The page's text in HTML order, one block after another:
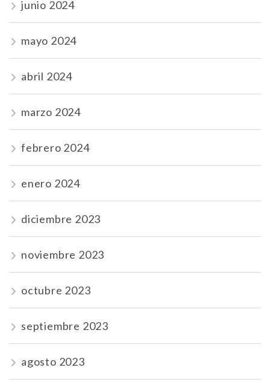
junio 2024
mayo 2024
abril 2024
marzo 2024
febrero 2024
enero 2024
diciembre 2023
noviembre 2023
octubre 2023
septiembre 2023
agosto 2023